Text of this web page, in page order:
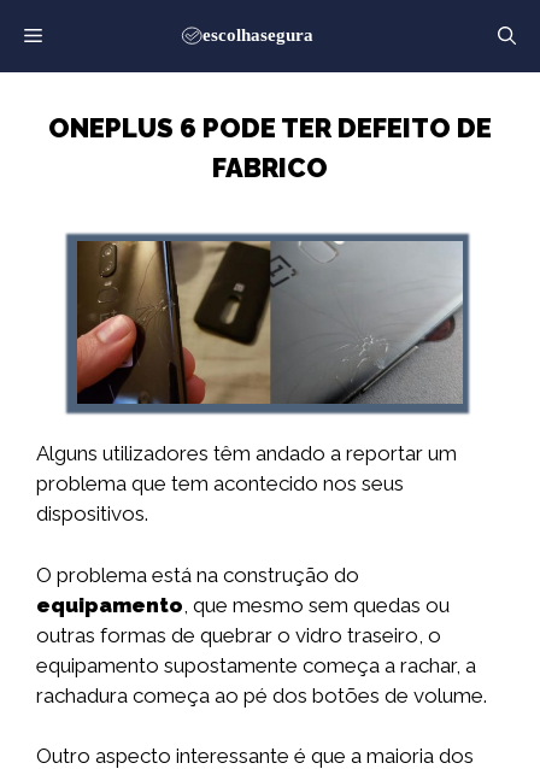
para
o
ONEPLUS 6 PODE TER DEFEITO DE
FABRICO
Alguns utilizadores têm andado a reportar um
problema que tem acontecido nos seus
dispositivos.
O problema está na construção do
equipamento , que mesmo sem quedas ou
outras formas de quebrar o vidro traseiro, o
equipamento supostamente começa a rachar, a
rachadura começa ao pé dos botões de volume.
Outro aspecto interessante é que a maioria dos